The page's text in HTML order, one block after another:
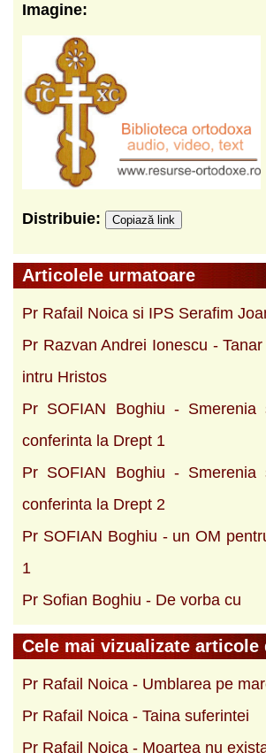
Imagine:
Distribuie: Copiază link
Articolele urmatoare
Pr Rafail Noica si IPS Serafim
Pr Razvan Andrei Ionescu -
intru Hristos
Pr SOFIAN Boghiu - Smerenia
conferinta la Drept 1
Pr SOFIAN Boghiu - Smerenia
conferinta la Drept 2
Pr SOFIAN Boghiu - un OM
1
Pr Sofian Boghiu - De vorba cu
Cele mai vizualizate articole
Pr Rafail Noica - Umblarea pe
Pr Rafail Noica - Taina suferintei
Pr Rafail Noica - Moartea nu